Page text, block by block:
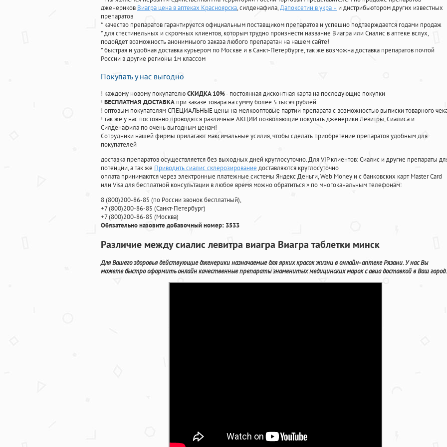
дженериков Виагра цена в аптеках Красноярска, силденафила,Дапоксетин в укра н и дистрибьютором других известных
препаратов
* качество препаратов гарантируется официальным поставщиком препаратов и успешно подтверждается годами продаж
* для стестинельных и скромных клиентов, которым трудно произнести название Виагра или Сиалис в аптеке вслух,
подойдет возможность анонимныого заказа любого препаратан на нашем сайте!
* быстрая и удобная доставка курьером по Москве и в Санкт-Петербурге, так же возможна доставка препаратов почтой
России в другие регионы 1м классом
Покупать у нас выгодно
! каждому новому покупателюСКИДКА 10%- постоянная дисконтная карта на последующие покупки
! БЕСПЛАТНАЯ ДОСТАВКА при заказе товара на сумму более 5 тысяч рублей
! оптовым покупателям СПЕЦИАЛЬНЫЕ цены на мелкооптовые партии препарата с возможностью выписки товарного
! так же у нас постоянно проводятся различные АКЦИИ позволяющие покупать дженерики Левитры, Сиалиса и
Силденафила по очень выгодным ценам!
Cотрудники нашей фирмы прилагают максимальные усилия, чтобы сделать приобретение препаратов удобным для
покупателей
доставка препаратов осуществляется без выходных дней круглосуточно. Для VIP клиентов: Сиалис и другие препараты
потенции, а так же Приводить сиалис склерозирование доставляются круглосуточно
оплата принимаются через электронные платежные системы Яндекс Деньги, Web Money и с банковских карт Master Card
или Visa для бесплатной консультации в любое время можно обратиться» по многоканальным телефонам:
8(800)200-86-85 (по России звонок бесплатный),
+7(800)200-86-85 (Санкт-Петербург)
+7(800)200-86-85 (Москва)
Обязательно назовите добавочный номер: 3533
Различие между сиалис левитра виагра Виагра таблетки минск
Для Вашего здоровья действующие дженерики назначаемые для ярких красок жизни в онлайн- аптеке Рязани. У нас Вы
можете быстро оформить онлайн качественные препараты знаменитых медицинских марок с авиа доставкой в Ваш город.